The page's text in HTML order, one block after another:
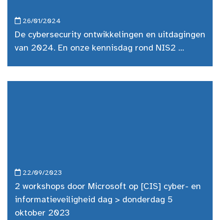
26/01/2024
De cybersecurity ontwikkelingen en uitdagingen
van 2024. En onze kennisdag rond NIS2 ...
22/09/2023
2 workshops door Microsoft op [CIS] cyber- en
informatieveiligheid dag > donderdag 5
oktober 2023